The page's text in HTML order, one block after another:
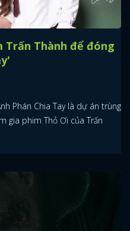
Trấn Thành để đóng
Phán Chia Tay là dự án trùng
gia phim Thỏ Ơi của Trấn